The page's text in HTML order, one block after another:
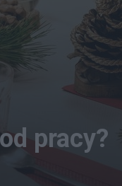
pracy?